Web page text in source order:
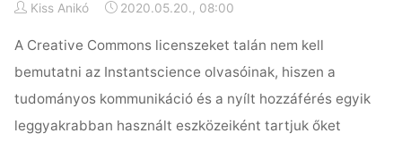
Kiss Anikó 2020.05.20., 08:00
A Creative Commons licenszeket talán nem kell
bemutatni az Instantscience olvasóinak, hiszen a
tudományos kommunikáció és a nyílt hozzáférés egyik
leggyakrabban használt eszközeiként tartjuk őket